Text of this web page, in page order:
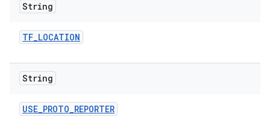
String
TF_LOCATION
String
USE_PROTO_REPORTER